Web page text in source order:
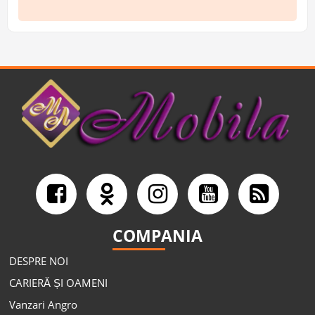
COMPANIA
DESPRE NOI
CARIERĂ ȘI OAMENI
Vanzari Angro